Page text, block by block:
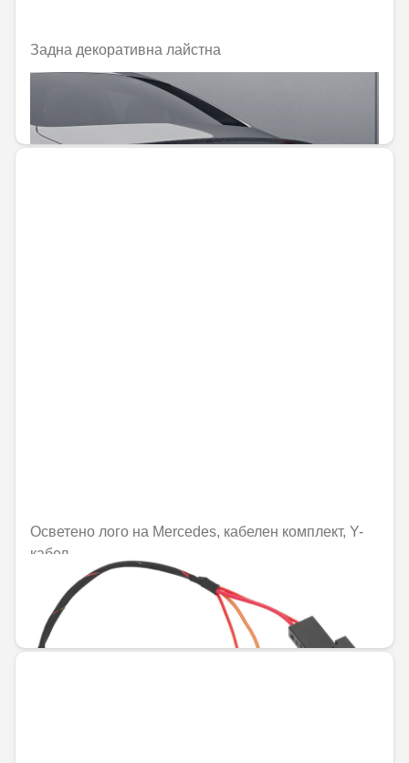
Задна декоративна лайстна
Не е налично онлайн
Осветено лого на Mercedes, кабелен комплект, Y-
кабел
Не е налично онлайн
26,88 € / 52,57 лв.